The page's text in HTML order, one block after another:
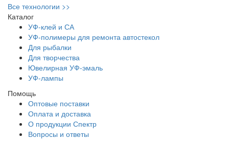
Все технологии >>
Каталог
УФ-клей и СА
УФ-полимеры для ремонта автостекол
Для рыбалки
Для творчества
Ювелирная УФ-эмаль
УФ-лампы
Помощь
Оптовые поставки
Оплата и доставка
О продукции Спектр
Вопросы и ответы